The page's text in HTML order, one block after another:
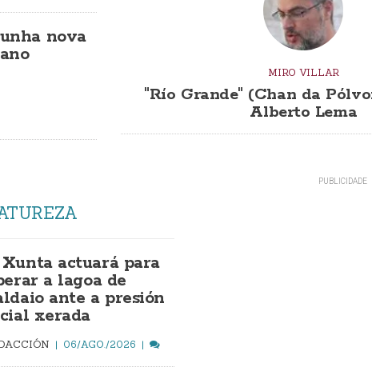
nova
MIRO VILLAR
"Río Grande" (Chan da
Alberto Lema
actuará para
a lagoa de
ante a presión
xerada
06/AGO./2026